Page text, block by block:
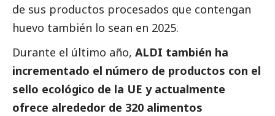
de sus productos procesados que contengan
huevo también lo sean en 2025.
Durante el último año, ALDI también ha
incrementado el número de productos con el
sello ecológico de la UE y actualmente
ofrece alrededor de 320 alimentos